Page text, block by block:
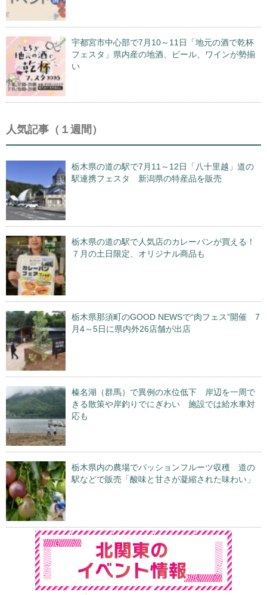
宇都宮市中心部で7月10～11日「地元の酒で乾杯
フェスタ」県内産の地酒、ビール、ワインが勢揃
い
人気記事（１週間）
栃木県の道の駅で7月11～12日「八十里越」道の
駅連携フェスタ 新潟県の特産品を販売
栃木県の道の駅で人気店のカレーパンが買える！
７月の土日限定、オリジナル商品も
栃木県那須町のGOOD NEWSで“肉フェス”開催 7
月4～5日に県内外26店舗が出店
榛名湖（群馬）で異例の水位低下 岸辺を一周で
きる散策や岸釣りでにぎわい 施設では給水車対
応も
栃木県内の農場でパッションフルーツ収穫 道の
駅などで販売「酸味と甘さが凝縮された味わい」